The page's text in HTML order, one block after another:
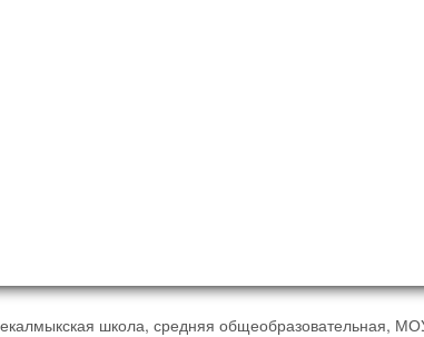
школа, средняя общеобразовательная,